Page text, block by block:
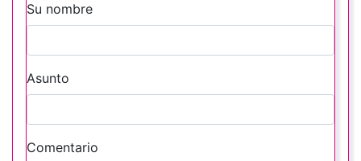
Su nombre
Asunto
Comentario